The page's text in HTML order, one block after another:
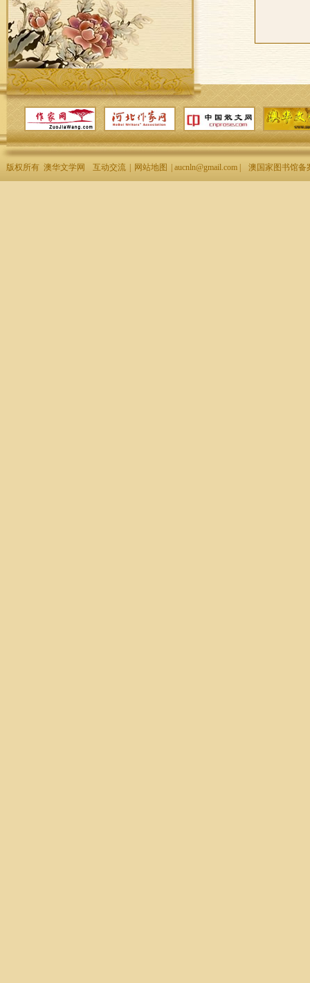
版权所有 澳华文学网 互动交流 网站地图 | aucnln@gmail.com | 澳国家图书馆备